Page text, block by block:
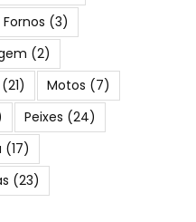
Fornos (3)
(2)
(21) Motos (7)
Peixes (24)
(17)
(23)